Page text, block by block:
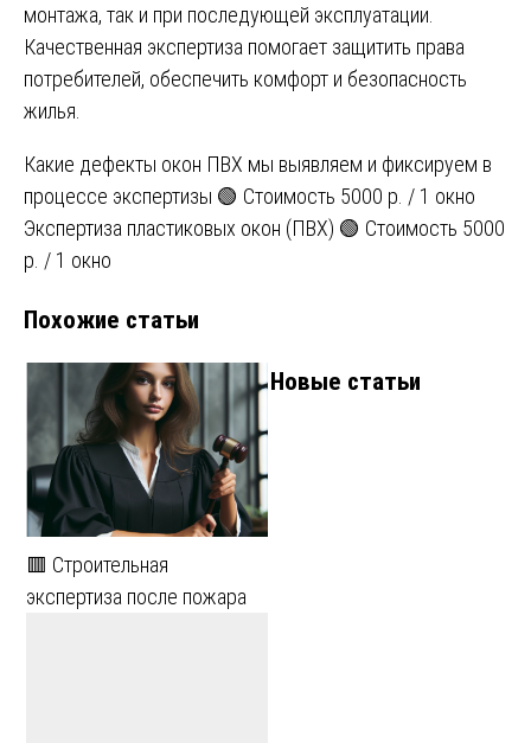
монтажа, так и при последующей эксплуатации.
Качественная экспертиза помогает защитить права
потребителей, обеспечить комфорт и безопасность
жилья.
Навигация
по
записям
Какие дефекты окон ПВХ мы выявляем и фиксируем в
процессе экспертизы 🟢 Стоимость 5000 р. / 1 окно
Экспертиза пластиковых окон (ПВХ) 🟢 Стоимость 5000
р. / 1 окно
Похожие статьи
🟥 Строительная
экспертиза после пожара
Новые статьи